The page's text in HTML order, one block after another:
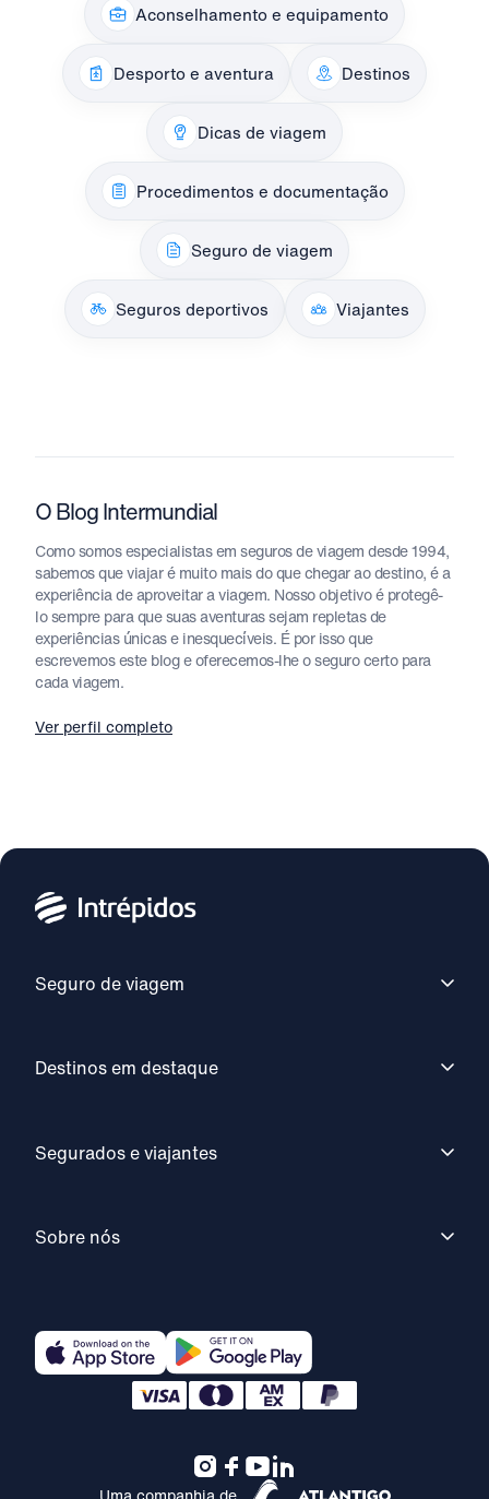
Aconselhamento e equipamento
Desporto e aventura Destinos
Dicas de viagem
Procedimentos e documentação
Seguro de viagem
Seguros deportivos Viajantes
O Blog Intermundial
Como somos especialistas em seguros de viagem desde 1994,
sabemos que viajar é muito mais do que chegar ao destino, é a
experiência de aproveitar a viagem. Nosso objetivo é protegê-
lo sempre para que suas aventuras sejam repletas de
experiências únicas e inesquecíveis. É por isso que
escrevemos este blog e oferecemos-lhe o seguro certo para
cada viagem.
Ver perfil completo
Seguro de viagem
Destinos em destaque
Segurados e viajantes
Sobre nós